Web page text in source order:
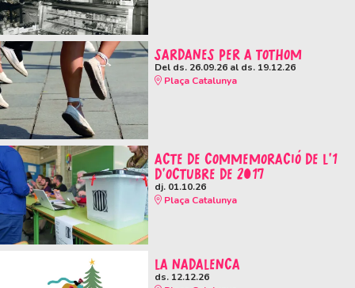
SARDANES PER A TOTHOM
Del ds. 26.09.26al ds. 19.12.26
Plaça Catalunya
ACTE DE COMMEMORACIÓ DE L'1
D'OCTUBRE DE 2017
dj. 01.10.26
Plaça Catalunya
LA NADALENCA
ds. 12.12.26